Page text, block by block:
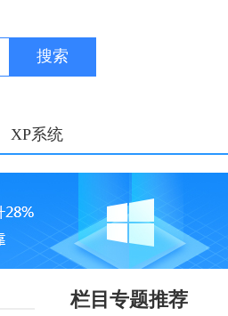
搜索
XP系统
栏目专题推荐